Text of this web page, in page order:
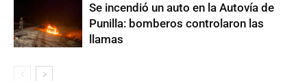
Se incendió un auto en la Autovía de
Punilla: bomberos controlaron las
llamas